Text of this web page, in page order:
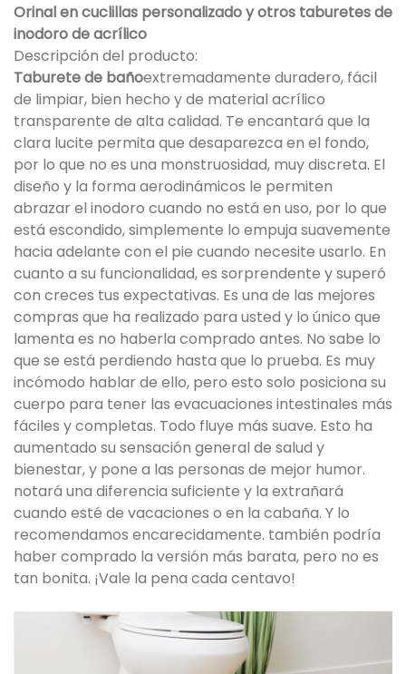
Orinal en cuclillas personalizado y otros taburetes de
inodoro de acrílico
Descripción del producto:
Taburete de bañoextremadamente duradero, fácil
de limpiar, bien hecho y de material acrílico
transparente de alta calidad. Te encantará que la
clara lucite permita que desaparezca en el fondo,
por lo que no es una monstruosidad, muy discreta. El
diseño y la forma aerodinámicos le permiten
abrazar el inodoro cuando no está en uso, por lo que
está escondido, simplemente lo empuja suavemente
hacia adelante con el pie cuando necesite usarlo. En
cuanto a su funcionalidad, es sorprendente y superó
con creces tus expectativas. Es una de las mejores
compras que ha realizado para usted y lo único que
lamenta es no haberla comprado antes. No sabe lo
que se está perdiendo hasta que lo prueba. Es muy
incómodo hablar de ello, pero esto solo posiciona su
cuerpo para tener las evacuaciones intestinales más
fáciles y completas. Todo fluye más suave. Esto ha
aumentado su sensación general de salud y
bienestar, y pone a las personas de mejor humor.
notará una diferencia suficiente y la extrañará
cuando esté de vacaciones o en la cabaña. Y lo
recomendamos encarecidamente. también podría
haber comprado la versión más barata, pero no es
tan bonita. ¡Vale la pena cada centavo!